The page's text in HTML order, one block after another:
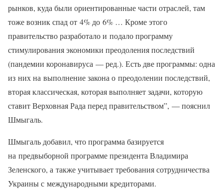
рынков, куда были ориентированные части отраслей, там
тоже возник спад от 4% до 6% … Кроме этого
правительство разработало и подало программу
стимулирования экономики преодоления последствий
(пандемии коронавируса — ред.). Есть две программы: одна
из них на выполнение закона о преодолении последствий,
вторая классическая, которая выполняет задачи, которую
ставит Верховная Рада перед правительством”, — пояснил
Шмыгаль.
Шмыгаль добавил, что программа базируется
на предвыборной программе президента Владимира
Зеленского, а также учитывает требования сотрудничества
Украины с международными кредиторами.